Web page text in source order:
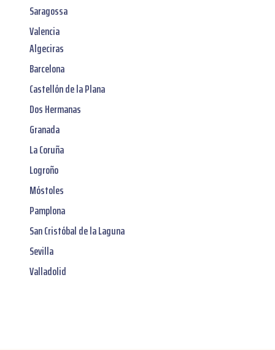
Saragossa
Valencia
Algeciras
Barcelona
Castellón de la Plana
Dos Hermanas
Granada
La Coruña
Logroño
Móstoles
Pamplona
San Cristóbal de la Laguna
Sevilla
Valladolid